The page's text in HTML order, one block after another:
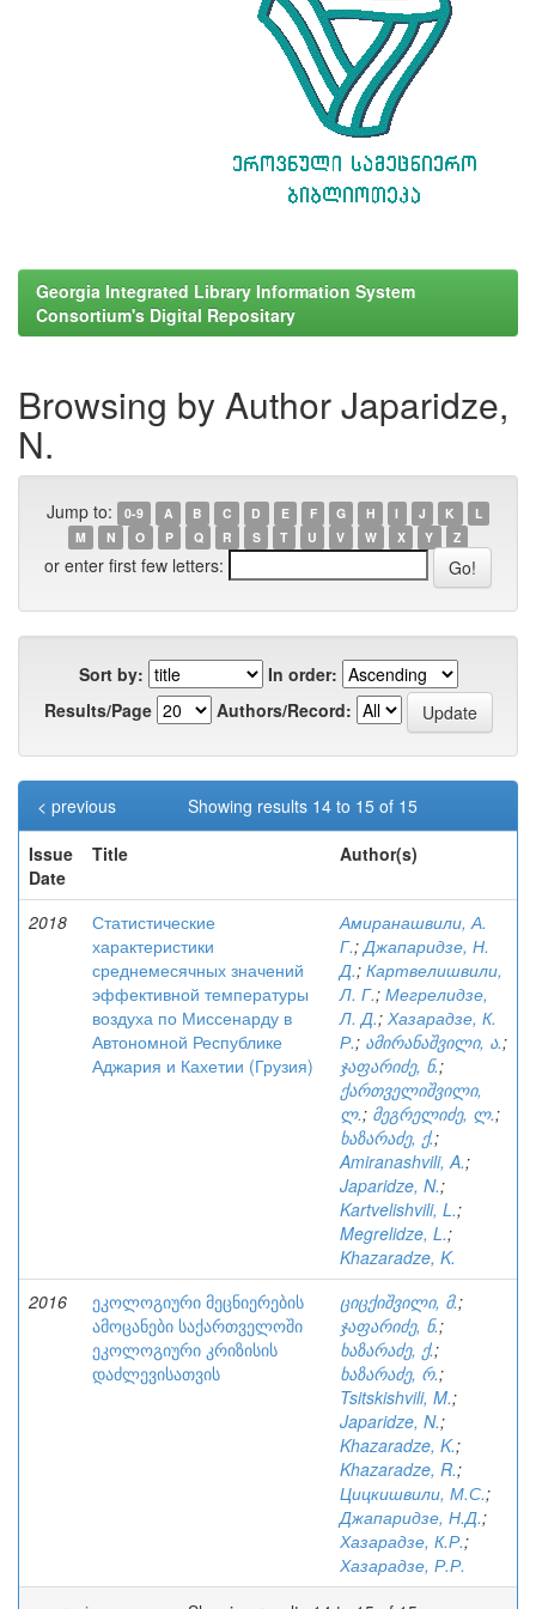
Georgia Integrated Library Information System
Consortium's Digital Repositary
Browsing by Author Japaridze,
N.
Jump to: 0-9 A B C D E F G H I J K
L
M
N O P Q R S T U V W X Y Z
or enter first few letters:
Sort by:
In order:
Results/Page
Authors/Record:
Showing results 14 to 15 of 15
< previous
Issue
Date
Title Author(s)
2018
Статистические
характеристики
среднемесячных значений
эффективной температуры
воздуха по Миссенарду в
Автономной Республике
Аджария и Кахетии (Грузия)
Амиранашвили, А.
Г.;Джапаридзе, Н.
Д.; Картвелишвили,
Л. Г.; Мегрелидзе,
Л. Д.; Хазарадзе, К.
Р.; ამირანაშვილი, ა.;
ჯაფარიძე, ნ.;
ქართველიშვილი,
ლ.; მეგრელიძე, ლ.;
ხაზარაძე, ქ.;
Amiranashvili, A.;
Japaridze, N.;
Kartvelishvili, L.;
Megrelidze, L.;
Khazaradze, K.
2016
ეკოლოგიური მეცნიერების
ამოცანები საქართველოში
ეკოლოგიური კრიზისის
დაძლევისათვის
ციცქიშვილი, მ.;
ჯაფარიძე, ნ.;
ხაზარაძე, ქ.;
ხაზარაძე, რ.;
Tsitskishvili, M.;
Japaridze, N.;
Khazaradze, K.;
Khazaradze, R.;
Цицкишвили, М.С.;
Джапаридзе, Н.Д.;
Хазарадзе, К.Р.;
Хазарадзе, Р.Р.